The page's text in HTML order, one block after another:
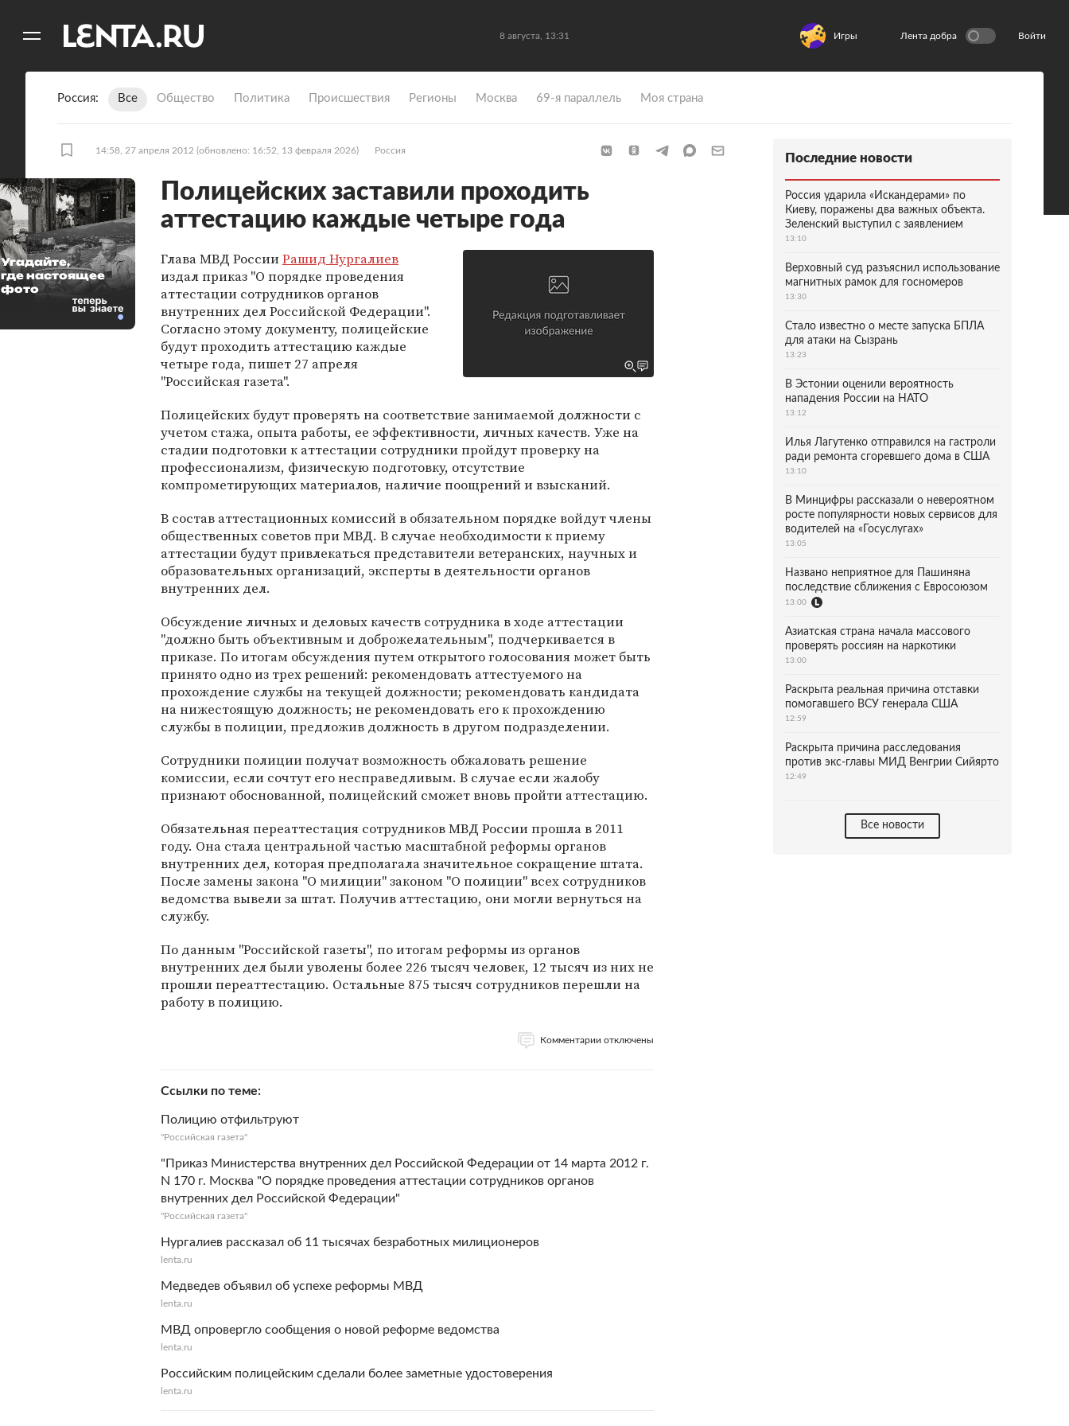
8 августа, 13:31 Игры Лента добра Войти
Россия Все Общество Политика Происшествия Регионы Москва 69-я параллель Моя страна
14:58, 27 апреля 2012 (обновлено: 16:52, 13 февраля 2026) Россия
Полицейских заставили проходить
аттестацию каждые четыре года
Глава МВД РоссииРашид Нургалиев
издал приказ "О порядке проведения
аттестации сотрудников органов
внутренних дел Российской Федерации".
Согласно этому документу, полицейские
будут проходить аттестацию каждые
четыре года, пишет 27 апреля
"Российская газета".
Полицейских будут проверять на соответствие занимаемой должности с
учетом стажа, опыта работы, ее эффективности, личных качеств. Уже на
стадии подготовки к аттестации сотрудники пройдут проверку на
профессионализм, физическую подготовку, отсутствие
компрометирующих материалов, наличие поощрений и взысканий.
В состав аттестационных комиссий в обязательном порядке войдут члены
общественных советов при МВД. В случае необходимости к приему
аттестации будут привлекаться представители ветеранских, научных и
образовательных организаций, эксперты в деятельности органов
внутренних дел.
Обсуждение личных и деловых качеств сотрудника в ходе аттестации
"должно быть объективным и доброжелательным", подчеркивается в
приказе. По итогам обсуждения путем открытого голосования может быть
принято одно из трех решений: рекомендовать аттестуемого на
прохождение службы на текущей должности; рекомендовать кандидата
на нижестоящую должность; не рекомендовать его к прохождению
службы в полиции, предложив должность в другом подразделении.
Сотрудники полиции получат возможность обжаловать решение
комиссии, если сочтут его несправедливым. В случае если жалобу
признают обоснованной, полицейский сможет вновь пройти аттестацию.
Обязательная переаттестация сотрудников МВД России прошла в 2011
году. Она стала центральной частью масштабной реформы органов
внутренних дел, которая предполагала значительное сокращение штата.
После замены закона "О милиции" законом "О полиции" всех сотрудников
ведомства вывели за штат. Получив аттестацию, они могли вернуться на
службу.
По данным "Российской газеты", по итогам реформы из органов
внутренних дел были уволены более 226 тысяч человек, 12 тысяч из них не
прошли переаттестацию. Остальные 875 тысяч сотрудников перешли на
работу в полицию.
Комментарии отключены
Ссылки по теме
Полицию отфильтруют
"Российская газета"
"Приказ Министерства внутренних дел Российской Федерации от 14 марта 2012 г.
N 170 г. Москва "О порядке проведения аттестации сотрудников органов
внутренних дел Российской Федерации"
"Российская газета"
Нургалиев рассказал об 11 тысячах безработных милиционеров
lenta.ru
Медведев объявил об успехе реформы МВД
lenta.ru
МВД опровергло сообщения о новой реформе ведомства
lenta.ru
Российским полицейским сделали более заметные удостоверения
lenta.ru
Угадайте,
где настоящее
фото
Последние новости
Россия ударила «Искандерами» по
Киеву, поражены два важных объекта.
Зеленский выступил с заявлением
13:10
Верховный суд разъяснил использование
магнитных рамок для госномеров
13:30
Стало известно о месте запуска БПЛА
для атаки на Сызрань
13:23
В Эстонии оценили вероятность
нападения России на НАТО
13:12
Илья Лагутенко отправился на гастроли
ради ремонта сгоревшего дома в США
13:10
В Минцифры рассказали о невероятном
росте популярности новых сервисов для
водителей на «Госуслугах»
13:05
Названо неприятное для Пашиняна
последствие сближения с Евросоюзом
13:00
Азиатская страна начала массового
проверять россиян на наркотики
13:00
Раскрыта реальная причина отставки
помогавшего ВСУ генерала США
12:59
Раскрыта причина расследования
против экс-главы МИД Венгрии Сийярто
12:49
Все новости